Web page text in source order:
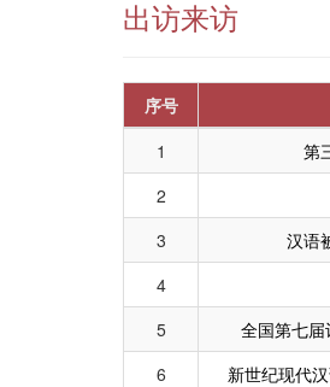
出访来访
序号
1
第
2
3
汉语
4
5
全国第七届
6
新世纪现代